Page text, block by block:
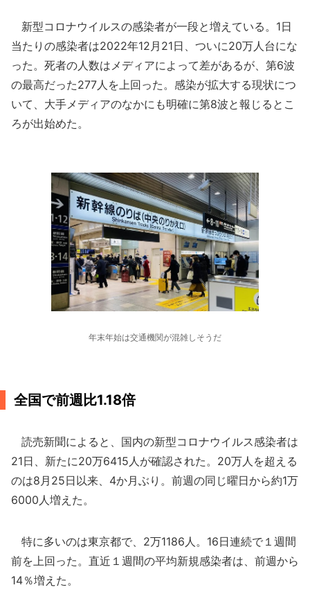
新型コロナウイルスの感染者が一段と増えている。1日
当たりの感染者は2022年12月21日、ついに20万人台にな
った。死者の人数はメディアによって差があるが、第6波
の最高だった277人を上回った。感染が拡大する現状につ
いて、大手メディアのなかにも明確に第8波と報じるとこ
ろが出始めた。
年末年始は交通機関が混雑しそうだ
全国で前週比1.18倍
読売新聞によると、国内の新型コロナウイルス感染者は
21日、新たに20万6415人が確認された。20万人を超える
のは8月25日以来、4か月ぶり。前週の同じ曜日から約1万
6000人増えた。
特に多いのは東京都で、2万1186人。16日連続で１週間
前を上回った。直近１週間の平均新規感染者は、前週から
14％増えた。